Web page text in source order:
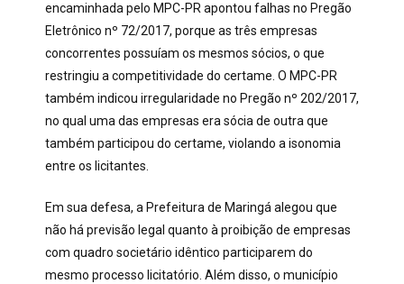
encaminhada pelo MPC-PR apontou falhas no Pregão
Eletrônico nº 72/2017, porque as três empresas
concorrentes possuíam os mesmos sócios, o que
restringiu a competitividade do certame. O MPC-PR
também indicou irregularidade no Pregão nº 202/2017,
no qual uma das empresas era sócia de outra que
também participou do certame, violando a isonomia
entre os licitantes.
Em sua defesa, a Prefeitura de Maringá alegou que
não há previsão legal quanto à proibição de empresas
com quadro societário idêntico participarem do
mesmo processo licitatório. Além disso, o município